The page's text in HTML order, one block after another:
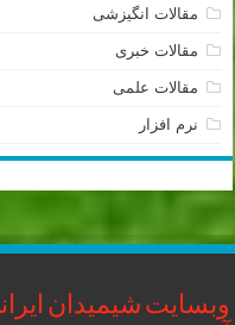
مقالات انگیزشی
مقالات خبری
مقالات علمی
نرم افزار
وبسایت شیمیدان